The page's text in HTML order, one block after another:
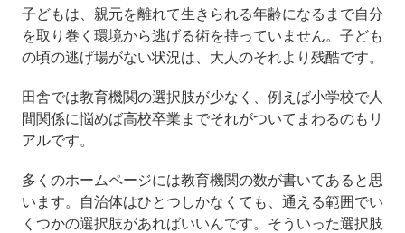
子どもは、親元を離れて生きられる年齢になるまで自分
を取り巻く環境から逃げる術を持っていません。子ども
の頃の逃げ場がない状況は、大人のそれより残酷です。
田舎では教育機関の選択肢が少なく、例えば小学校で人
間関係に悩めば高校卒業までそれがついてまわるのもリ
アルです。
多くのホームページには教育機関の数が書いてあると思
います。自治体はひとつしかなくても、通える範囲でい
くつかの選択肢があればいいんです。そういった選択肢